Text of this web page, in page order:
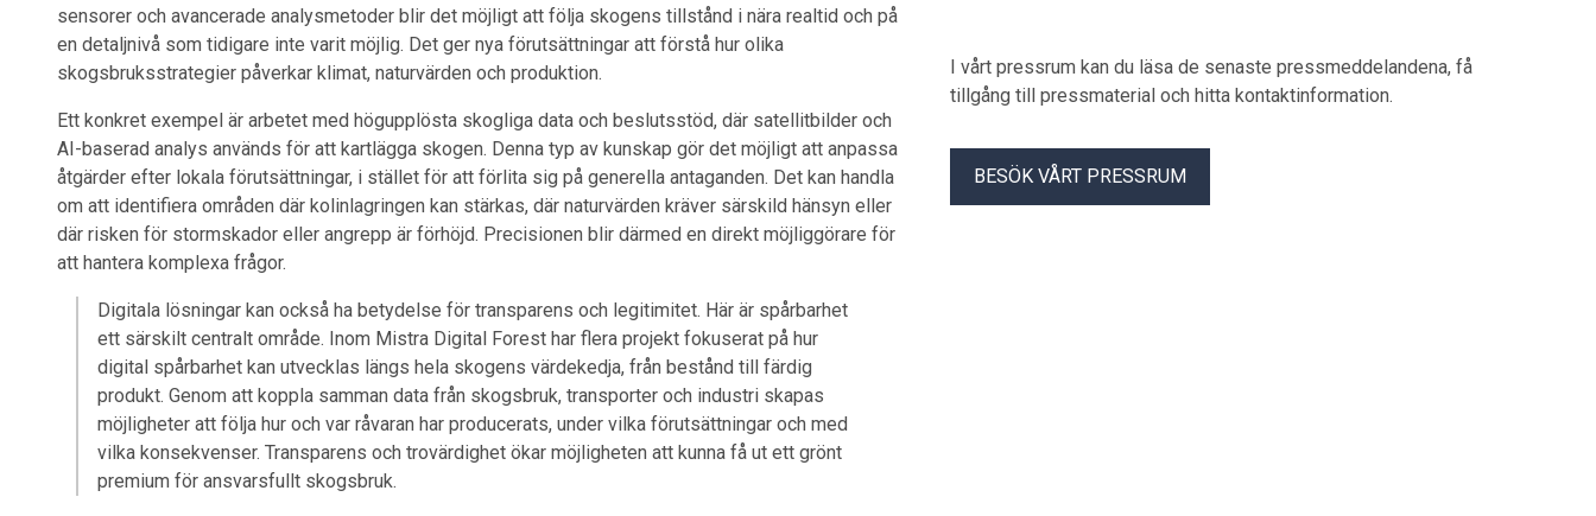
sensorer och avancerade analysmetoder blir det möjligt att följa skogens tillstånd i nära realtid och på
en detaljnivå som tidigare inte varit möjlig. Det ger nya förutsättningar att förstå hur olika
skogsbruksstrategier påverkar klimat, naturvärden och produktion.
Ett konkret exempel är arbetet med högupplösta skogliga data och beslutsstöd, där satellitbilder och
AI-baserad analys används för att kartlägga skogen. Denna typ av kunskap gör det möjligt att anpassa
åtgärder efter lokala förutsättningar, i stället för att förlita sig på generella antaganden. Det kan handla
om att identifiera områden där kolinlagringen kan stärkas, där naturvärden kräver särskild hänsyn eller
där risken för stormskador eller angrepp är förhöjd. Precisionen blir därmed en direkt möjliggörare för
att hantera komplexa frågor.
Digitala lösningar kan också ha betydelse för transparens och legitimitet. Här är spårbarhet
ett särskilt centralt område. Inom Mistra Digital Forest har flera projekt fokuserat på hur
digital spårbarhet kan utvecklas längs hela skogens värdekedja, från bestånd till färdig
produkt. Genom att koppla samman data från skogsbruk, transporter och industri skapas
möjligheter att följa hur och var råvaran har producerats, under vilka förutsättningar och med
vilka konsekvenser. Transparens och trovärdighet ökar möjligheten att kunna få ut ett grönt
premium för ansvarsfullt skogsbruk.
ser positivt på de förändringar och
förtydliganden som nu har beslutats.
Liksom att ersättning säkerställs när
I vårt pressrum kan du läsa de senaste pressmeddelandena, få
tillgång till pressmaterial och hitta kontaktinformation.
BESÖK VÅRT PRESSRUM